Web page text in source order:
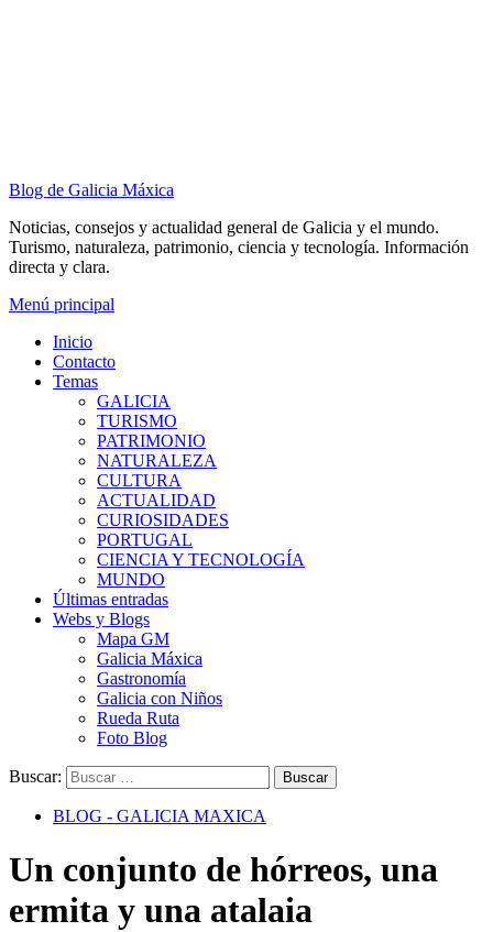
Blog de Galicia Máxica
Noticias, consejos y actualidad general de Galicia y el mundo.
Turismo, naturaleza, patrimonio, ciencia y tecnología. Información
directa y clara.
Menú principal
Inicio
Contacto
Temas
GALICIA
TURISMO
PATRIMONIO
NATURALEZA
CULTURA
ACTUALIDAD
CURIOSIDADES
PORTUGAL
CIENCIA Y TECNOLOGÍA
MUNDO
Últimas entradas
Webs y Blogs
Mapa GM
Galicia Máxica
Gastronomía
Galicia con Niños
Rueda Ruta
Foto Blog
Buscar:
BLOG - GALICIA MAXICA
Un conjunto de hórreos, una
ermita y una atalaia